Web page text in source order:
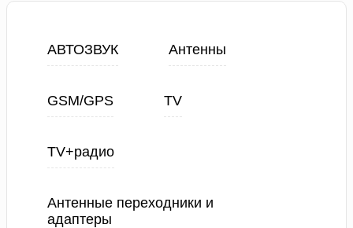
АВТОЗВУК Антенны
GSM/GPS TV
TV+радио
Антенные переходники и
адаптеры